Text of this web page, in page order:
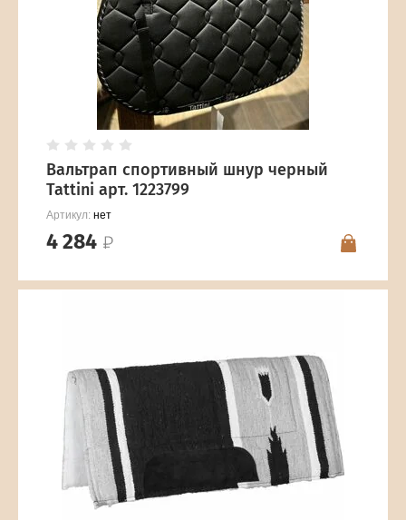
Вальтрап спортивный шнур черный
Tattini арт. 1223799
Артикул: нет
4 284